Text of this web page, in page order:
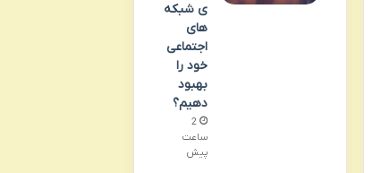
ی شبکه
های
اجتماعی
خود را
بهبود
دهیم؟
2
ساعت
پیش